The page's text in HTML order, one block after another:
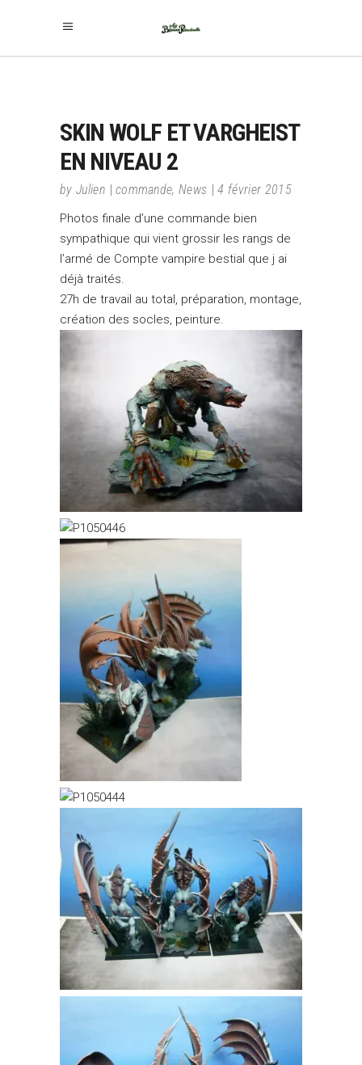
SKIN WOLF ET VARGHEIST
EN NIVEAU 2
by Julien commande,News 4 février 2015
Photos finale d’une commande bien
sympathique qui vient grossir les rangs de
l’armé de Compte vampire bestial que j ai
déjà traités.
27h de travail au total, préparation, montage,
création des socles, peinture.